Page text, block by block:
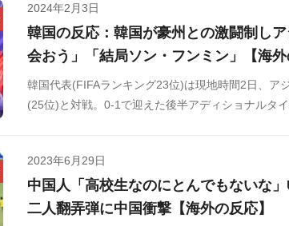
2024年2月3日
韓国の反応：韓国が豪州との激闘制し
会おう」「結局ソン・フンミン」【海外
韓国代表(FIFAランキング23位)は現地時間2日、ア
(25位)と対戦。0-1で迎えた後半アディショナルタ
2023年6月29日
中国人「高校生なのにとんでもないな
二人翻弄弾に中国衝撃【海外の反応】